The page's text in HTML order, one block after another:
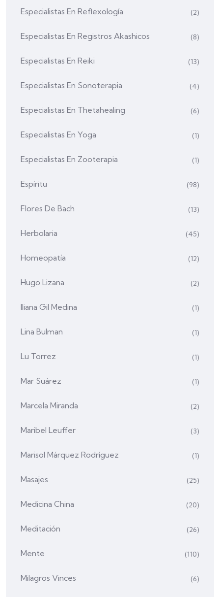
Especialistas En Reflexología (2)
Especialistas En Registros Akashicos (8)
Especialistas En Reiki (13)
Especialistas En Sonoterapia (4)
Especialistas En Thetahealing (6)
Especialistas En Yoga (1)
Especialistas En Zooterapia (1)
Espíritu (98)
Flores De Bach (13)
Herbolaria (45)
Homeopatía (12)
Hugo Lizana (2)
Iliana Gil Medina (1)
Lina Bulman (1)
Lu Torrez (1)
Mar Suárez (1)
Marcela Miranda (2)
Maribel Leuffer (3)
Marisol Márquez Rodríguez (1)
Masajes (25)
Medicina China (20)
Meditación (26)
Mente (110)
Milagros Vinces (6)